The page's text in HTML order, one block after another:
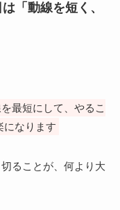
「動線を短く、
最短にして、やるこ
になります
ることが、何より大